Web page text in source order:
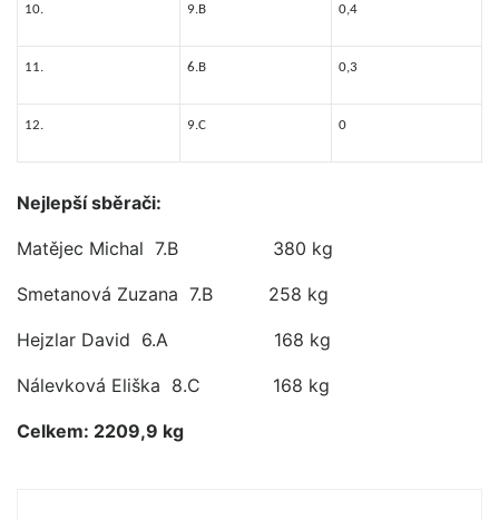
10. 9.B 0,4
11. 6.B 0,3
12. 9.C 0
Nejlepší sběrači:
Matějec Michal 7.B 380 kg
Smetanová Zuzana 7.B 258 kg
Hejzlar David 6.A 168 kg
Nálevková Eliška 8.C 168 kg
Celkem: 2209,9 kg